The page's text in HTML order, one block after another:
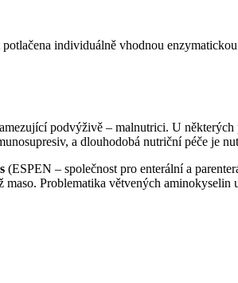
individuálně vhodnou
podvýživě – malnutrici. U
a dlouhodobá nutriční péče je
(ESPEN – společnost pro enterální a
Problematika větvených aminokyselin